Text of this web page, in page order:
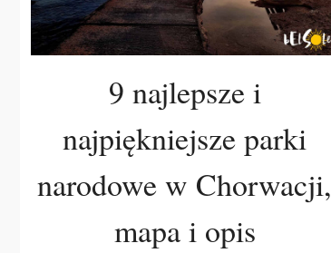
9 najlepsze i
najpiękniejsze parki
narodowe w Chorwacji,
mapa i opis